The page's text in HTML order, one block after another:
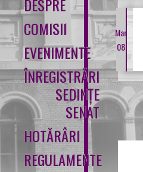
DESPRE
COMISII
EVENIMENTE
ÎNREGISTRĂRI
SEDINȚE
SENAT
HOTĂRÂRI
REGULAMENTE
Mar
08